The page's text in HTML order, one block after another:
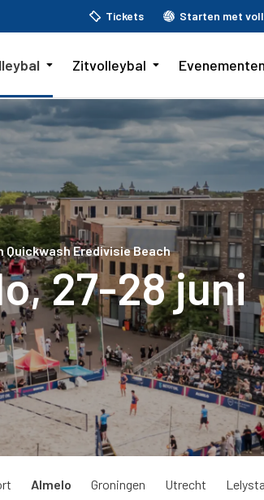
Tickets Starten met
Zitvolleybal Evenementen
Quickwash Eredivisie Beach
27-28 juni
Almelo Groningen Utrecht